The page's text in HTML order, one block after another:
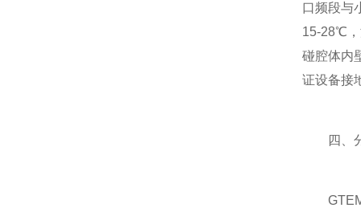
口频段与
15-28℃，
碰腔体内
证设备接
四、分
GTEM